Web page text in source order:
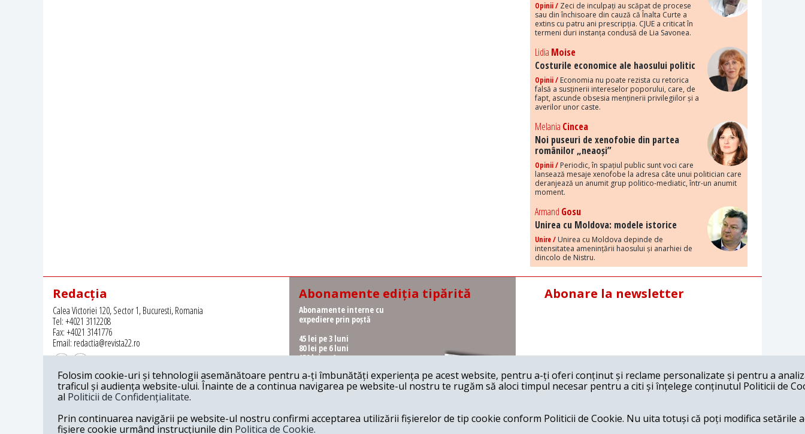
Opinii / Zeci de inculpați au scăpat de procese
sau din închisoare din cauză că Înalta Curte a
extins cu patru ani prescripția. CJUE a criticat în
termeni duri instanța condusă de Lia Savonea.
Lidia Moise
Costurile economice ale haosului politic
Opinii / Economia nu poate rezista cu retorica
falsă a susținerii intereselor poporului, care, de
fapt, ascunde obsesia menținerii privilegiilor și a
averilor unor caste.
Melania Cincea
Noi puseuri de xenofobie din partea
românilor „neaoși”
Opinii / Periodic, în spațiul public sunt voci care
lansează mesaje xenofobe la adresa câte unui politician care
deranjează un anumit grup politico-mediatic, într-un anumit
moment.
Armand Gosu
Unirea cu Moldova: modele istorice
Unire / Unirea cu Moldova depinde de
intensitatea amenințării haosului și anarhiei de
dincolo de Nistru.
Redacția
Calea Victoriei 120, Sector 1, Bucuresti, Romania
Tel: +4021 3112208
Fax: +4021 3141776
Email: redactia@revista22.ro
Revista 22 este editata de
Abonamente ediția tipărită
Abonamente interne cu
expediere prin poștă
45 lei pe 3 luni
80 lei pe 6 luni
150 lei pe 1 an
Abonamente interne cu
ridicare de la redacție
62 lei pe 6 luni
115 lei pe 1 an
Abonare la newsletter
Folosim cookie-uri și tehnologii asemănătoare pentru a-ți îmbunătăți experiența pe acest website, pentru a-ți oferi conținut și reclame personalizate și pentru a
traficul și audiența website-ului. Înainte de a continua navigarea pe website-ul nostru te rugăm să aloci timpul necesar pentru a citi și înțelege conținutul Politicii de
al Politicii de Confidențialitate.
Prin continuarea navigării pe website-ul nostru confirmi acceptarea utilizării fișierelor de tip cookie conform Politicii de Cookie. Nu uita totuși că poți modifica setările
fișiere cookie urmând instrucțiunile din Politica de Cookie.